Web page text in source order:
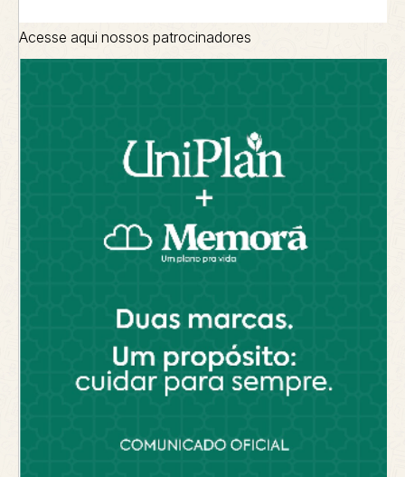
Acesse aqui nossos patrocinadores